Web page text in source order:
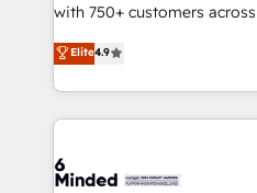
projects • Clients in 30+
technology for integrations
English, Spanish, Portuguese &
smarter with AI and
with 750+ customers
healthcare, real estate, and
150+ HubSpot-certified
solutions to complex GTM
Our Expertise 🔹 Onboarding & Implementation:
tailored to your GTM motion. 🔹
Elite4.9